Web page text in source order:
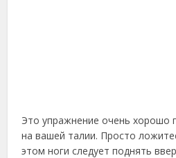
Это упражнение очень
на вашей талии. Просто
этом ноги следует поднять